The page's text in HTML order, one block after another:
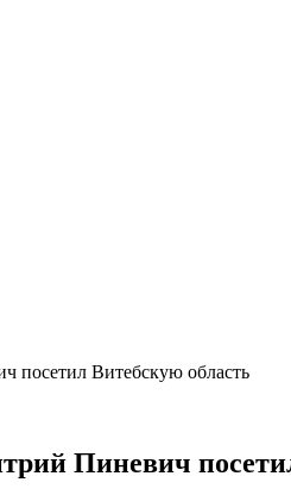
посетил Витебскую область
Пиневич